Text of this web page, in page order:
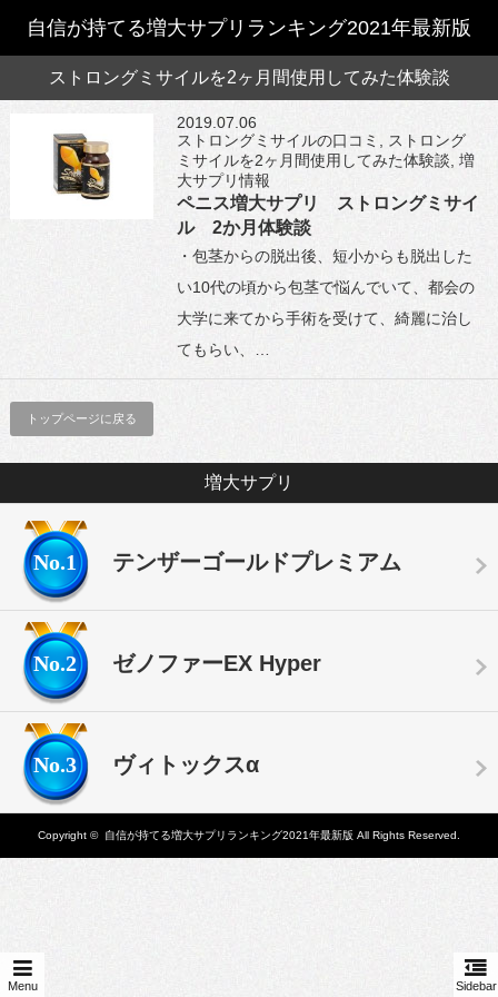
自信が持てる増大サプリランキング2021年最新版
Menu Sidebar
ストロングミサイルを2ヶ月間使用してみた体験談
2019.07.06
ストロングミサイルの口コミ
ストロング
ミサイルを2ヶ月間使用してみた体験談 ,増
大サプリ情報
ペニス増大サプリ ストロングミサイ
ル 2か月体験談
・包茎からの脱出後、短小からも脱出した
い10代の頃から包茎で悩んでいて、都会の
大学に来てから手術を受けて、綺麗に治し
てもらい、…
トップページに戻る
増大サプリ
No.1 テンザーゴールドプレミアム
No.2 ゼノファーEX Hyper
No.3 ヴィトックスα
Copyright © 自信が持てる増大サプリランキング2021年最新版 All Rights Reserved.